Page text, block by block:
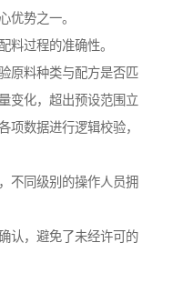
优势之一。
料过程的准确性。
原料种类与配方是否匹
变化，超出预设范围立
项数据进行逻辑校验，
不同级别的操作人员拥
认，避免了未经许可的